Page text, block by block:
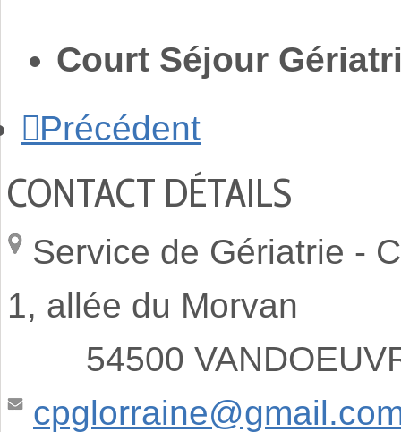
Court Séjour
Précédent
CONTACT DÉTAILS
Service de Gériatrie -
1, allée du Morvan
54500